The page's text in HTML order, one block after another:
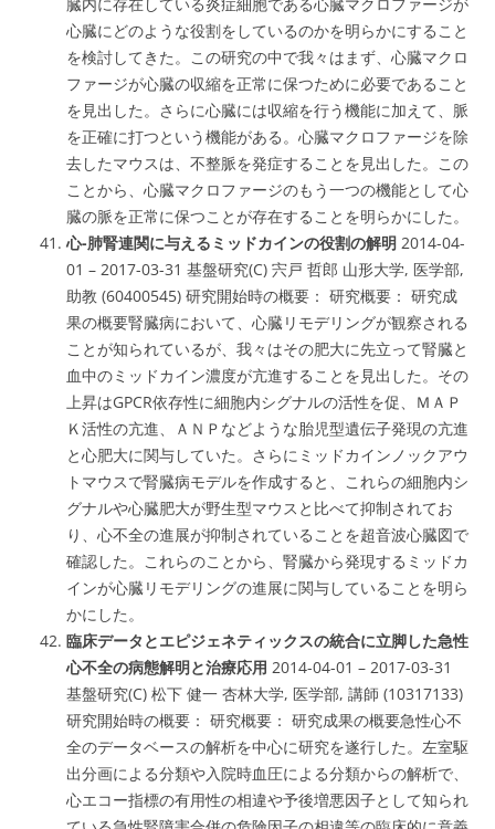
心臓にどのような役割をしているのかを明らかにすること
を検討してきた。この研究の中で我々はまず、心臓マクロ
ファージが心臓の収縮を正常に保つために必要であること
を見出した。さらに心臓には収縮を行う機能に加えて、脈
を正確に打つという機能がある。心臓マクロファージを除
去したマウスは、不整脈を発症することを見出した。この
ことから、心臓マクロファージのもう一つの機能として心
臓の脈を正常に保つことが存在することを明らかにした。
心-肺腎連関に与えるミッドカインの役割の解明 2014-04-
01 – 2017-03-31 基盤研究(C) 宍戸 哲郎 山形大学, 医学部,
助教 (60400545) 研究開始時の概要： 研究概要： 研究成
果の概要腎臓病において、心臓リモデリングが観察される
ことが知られているが、我々はその肥大に先立って腎臓と
血中のミッドカイン濃度が亢進することを見出した。その
上昇はGPCR依存性に細胞内シグナルの活性を促、ＭＡＰ
Ｋ活性の亢進、ＡＮＰなどような胎児型遺伝子発現の亢進
と心肥大に関与していた。さらにミッドカインノックアウ
トマウスで腎臓病モデルを作成すると、これらの細胞内シ
グナルや心臓肥大が野生型マウスと比べて抑制されてお
り、心不全の進展が抑制されていることを超音波心臓図で
確認した。これらのことから、腎臓から発現するミッドカ
インが心臓リモデリングの進展に関与していることを明ら
かにした。
臨床データとエピジェネティックスの統合に立脚した急性
心不全の病態解明と治療応用 2014-04-01 – 2017-03-31
基盤研究(C) 松下 健一 杏林大学, 医学部, 講師 (10317133)
研究開始時の概要： 研究概要： 研究成果の概要急性心不
全のデータベースの解析を中心に研究を遂行した。左室駆
出分画による分類や入院時血圧による分類からの解析で、
心エコー指標の有用性の相違や予後増悪因子として知られ